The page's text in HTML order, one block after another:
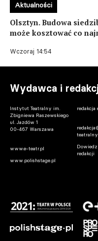
Olsztyn. Budowa
może kosztować co
Wczoraj 14:54
Aktualności
Wydawca i
Instytut Teatralny im.
Zbigniewa Raszewskiego
ul. Jazdów 1
00-467 Warszawa
www.e-teatr.pl
www.polishstage.pl
redakcja
redakcji